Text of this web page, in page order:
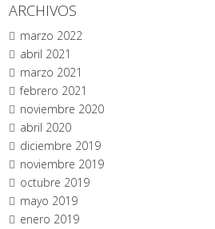
ARCHIVOS
marzo 2022
abril 2021
marzo 2021
febrero 2021
noviembre 2020
abril 2020
diciembre 2019
noviembre 2019
octubre 2019
mayo 2019
enero 2019